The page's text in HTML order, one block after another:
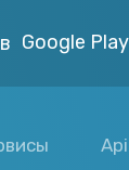
Google Play